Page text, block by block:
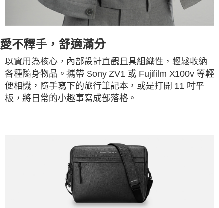
愛不釋手，舒適滿分
以實用為核心，內部設計直觀且具組織性，輕鬆收納
各種隨身物品。攜帶 Sony ZV1 或 Fujifilm X100v 等輕
便相機，隨手寫下的旅行筆記本，或是打開 11 吋平
板，將日常的小趣事寫成部落格。